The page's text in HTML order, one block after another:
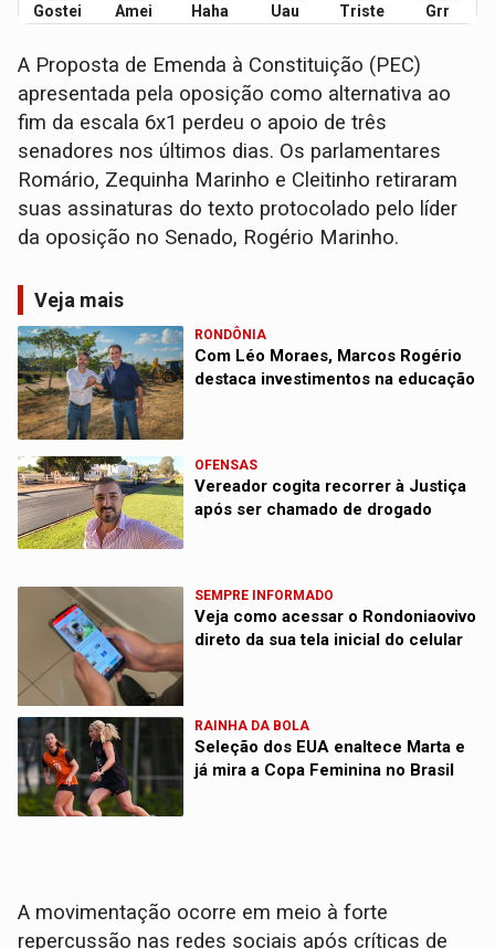
Gostei Amei Haha Uau Triste Grr
A Proposta de Emenda à Constituição (PEC)
apresentada pela oposição como alternativa ao
fim da escala 6x1 perdeu o apoio de três
senadores nos últimos dias. Os parlamentares
Romário, Zequinha Marinho e Cleitinho retiraram
suas assinaturas do texto protocolado pelo líder
da oposição no Senado, Rogério Marinho.
Veja mais
RONDÔNIA
Com Léo Moraes, Marcos Rogério
destaca investimentos na educação
OFENSAS
Vereador cogita recorrer à Justiça
após ser chamado de drogado
SEMPRE INFORMADO
Veja como acessar o Rondoniaovivo
direto da sua tela inicial do celular
RAINHA DA BOLA
Seleção dos EUA enaltece Marta e
já mira a Copa Feminina no Brasil
A movimentação ocorre em meio à forte
repercussão nas redes sociais após críticas de